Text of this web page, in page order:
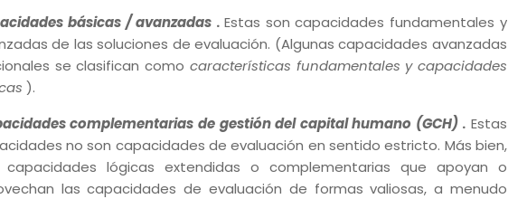
básicas / avanzadas . Estas son capacidades fundamentales y
de las soluciones de evaluación. (Algunas capacidades avanzadas
se clasifican como características fundamentales y capacidades
).
complementarias de gestión del capital humano (GCH). Estas
no son capacidades de evaluación en sentido estricto. Más bien,
capacidades lógicas extendidas o complementarias que apoyan o
las capacidades de evaluación de formas valiosas, a menudo